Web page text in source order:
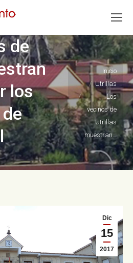
de
los
Estás aquí:Inicio
Utrillas
Los
vecinos de
Utrillas
muestran…
Dic
15
2017